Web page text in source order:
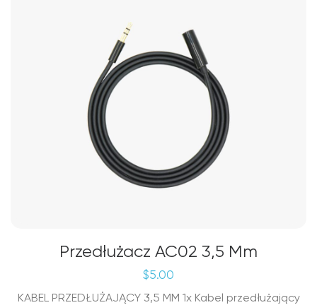
Przedłużacz AC02 3,5 Mm
$5.00
KABEL PRZEDŁUŻAJĄCY 3,5 MM 1x Kabel przedłużający